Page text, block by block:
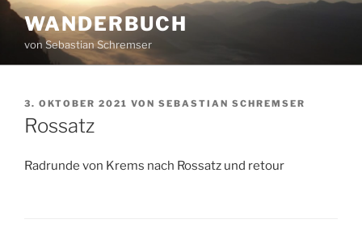
Zum
Inhalt
springen
WANDERBUCH
von Sebastian Schremser
VERÖFFENTLICHT
AM
3. OKTOBER 2021 VON SEBASTIAN SCHREMSER
Rossatz
Radrunde von Krems nach Rossatz und retour